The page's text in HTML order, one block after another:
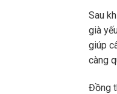
Sau
già
giúp
càng
Đồng